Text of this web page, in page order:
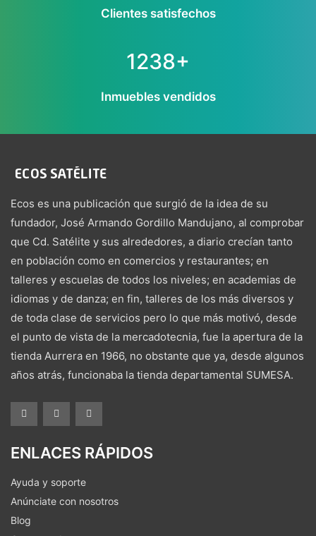
Clientes satisfechos
1238+
Inmuebles vendidos
Ecos es una publicación que surgió de la idea de su
fundador, José Armando Gordillo Mandujano, al comprobar
que Cd. Satélite y sus alrededores, a diario crecían tanto
en población como en comercios y restaurantes; en
talleres y escuelas de todos los niveles; en academias de
idiomas y de danza; en fin, talleres de los más diversos y
de toda clase de servicios pero lo que más motivó, desde
el punto de vista de la mercadotecnia, fue la apertura de la
tienda Aurrera en 1966, no obstante que ya, desde algunos
años atrás, funcionaba la tienda departamental SUMESA.
ENLACES RÁPIDOS
Ayuda y soporte
Anúnciate con nosotros
Blog